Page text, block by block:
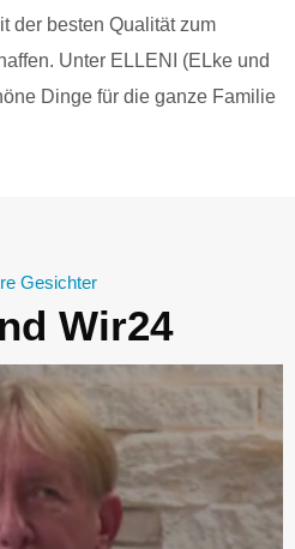
der besten Qualität zum
Unter ELLENI (ELke und
Dinge für die ganze Familie
Gesichter
Wir24